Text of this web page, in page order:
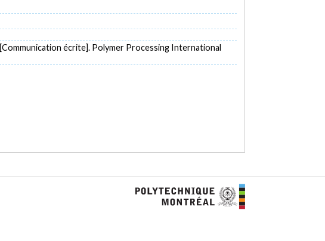
[Communication écrite]. Polymer Processing International